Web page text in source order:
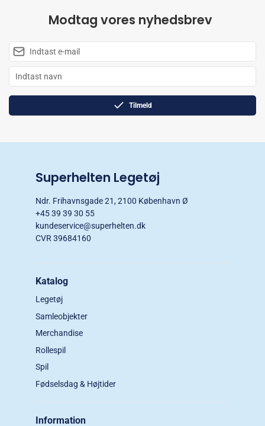
Modtag vores nyhedsbrev
Tilmeld
Superhelten Legetøj
Ndr. Frihavnsgade 21, 2100 København Ø
+45 39 39 30 55
kundeservice@superhelten.dk
CVR 39684160
Katalog
Legetøj
Samleobjekter
Merchandise
Rollespil
Spil
Fødselsdag & Højtider
Information